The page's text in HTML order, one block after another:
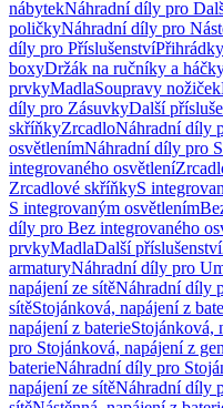
nábytekNáhradní díly pro
poličkyNáhradní díly pro
díly pro Příslušenství
boxyDržák na ručníky a
prvkyMadlaSoupravy nožiček
díly pro ZásuvkyDalší
skříňkyZrcadloNáhradní díly
osvětlenímNáhradní díly pro
integrovaného osvětlení
Zrcadlové skříňkyS
S integrovaným osvětlením
díly pro Bez integrovaného
prvkyMadlaDalší příslušenství
armaturyNáhradní díly pro
napájení ze sítěNáhradní díly
sítěStojánková, napájení z
napájení z baterieStojánková,
pro Stojánková, napájení z
baterieNáhradní díly pro
napájení ze sítěNáhradní díly